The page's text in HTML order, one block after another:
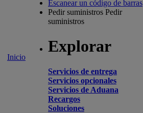
Inicio
Escanear un código de barras
Pedir suministros Pedir
suministros
Explorar
Servicios de entrega
Servicios opcionales
Servicios de Aduana
Recargos
Soluciones